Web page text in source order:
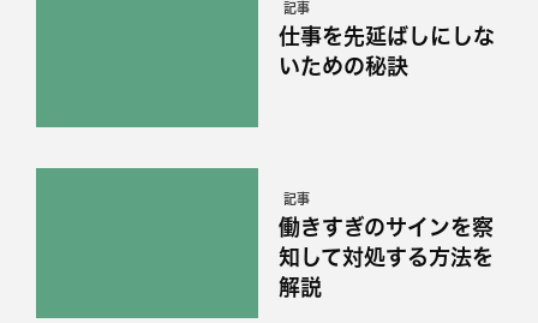
記事
仕事を先延ばしにしな
いための秘訣
記事
働きすぎのサインを察
知して対処する方法を
解説